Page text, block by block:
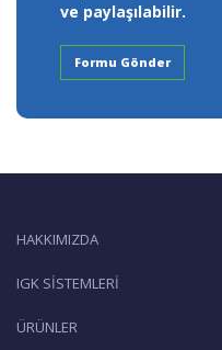
ve paylaşılabilir.
Formu Gönder
HAKKIMIZDA
IGK SİSTEMLERİ
ÜRÜNLER